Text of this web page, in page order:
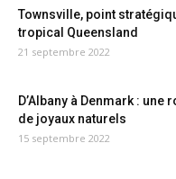
Townsville, point
tropical Queensland
21 septembre 2022
D’Albany à Denmark : une
de joyaux naturels
15 septembre 2022